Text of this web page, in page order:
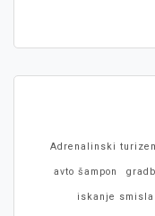
Adrenalinski
avto šampon
iskanje